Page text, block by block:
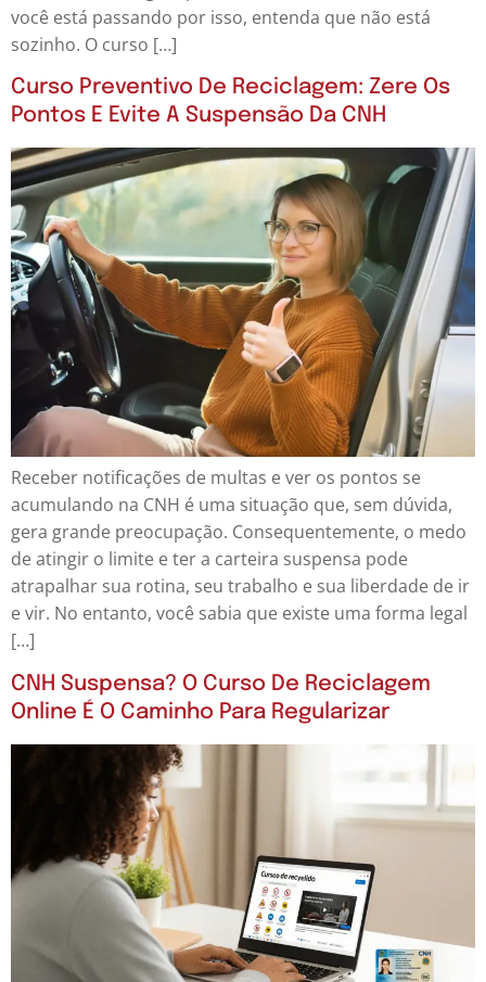
você está passando por isso, entenda que não está
sozinho. O curso […]
Curso Preventivo De Reciclagem: Zere Os
Pontos E Evite A Suspensão Da CNH
Receber notificações de multas e ver os pontos se
acumulando na CNH é uma situação que, sem dúvida,
gera grande preocupação. Consequentemente, o medo
de atingir o limite e ter a carteira suspensa pode
atrapalhar sua rotina, seu trabalho e sua liberdade de ir
e vir. No entanto, você sabia que existe uma forma legal
[…]
CNH Suspensa? O Curso De Reciclagem
Online É O Caminho Para Regularizar